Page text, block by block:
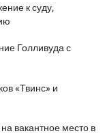
к суду,
Голливуда с
«Твинс» и
вакантное место в